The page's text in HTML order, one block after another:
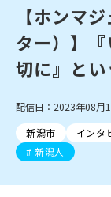
新潟市
中越
佐渡
開店
リニューアル・移
新潟市・開店
長岡市・閉店
ラーメン・開店
ラーメン
和食
スイーツ
体験・販
趣味・展
スポーツ
施設・シ
食品メー
習い事・塾
観光スポット
リラクゼーション
特集・ま
セツコママ
開店まとめ
ラーメンまとめ
ショッピン
大型施設
ファッシ
【ホンマ
ター）】
切に』と
配信日：2023年08
新潟市
インタ
新潟人